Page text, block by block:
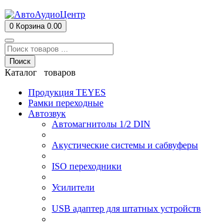
0 Корзина 0.00
Поиск
Каталог товаров
Продукция TEYES
Рамки переходные
Автозвук
Автомагнитолы 1/2 DIN
Акустические системы и сабвуферы
ISO переходники
Усилители
USB адаптер для штатных устройств